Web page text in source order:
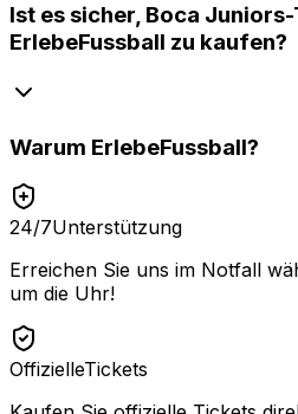
Ist es sicher, Boca
ErlebeFussball zu kaufen?
Warum ErlebeFussball?
24/7Unterstützung
Erreichen Sie uns im Notfall
um die Uhr!
OffizielleTickets